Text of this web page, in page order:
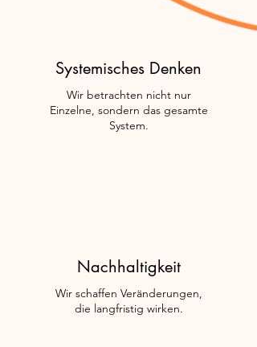
Systemisches Denken
Wir betrachten nicht nur
Einzelne, sondern das gesamte
System.
Nachhaltigkeit
Wir schaffen Veränderungen,
die langfristig wirken.